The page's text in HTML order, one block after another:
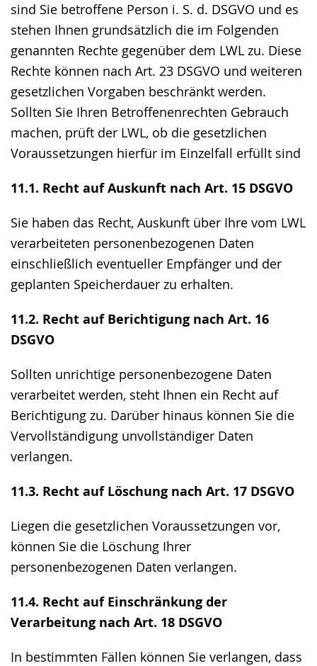
sind Sie betroffene Person i. S. d. DSGVO und es
stehen Ihnen grundsätzlich die im Folgenden
genannten Rechte gegenüber dem LWL zu. Diese
Rechte können nach Art. 23 DSGVO und weiteren
gesetzlichen Vorgaben beschränkt werden.
Sollten Sie Ihren Betroffenenrechten Gebrauch
machen, prüft der LWL, ob die gesetzlichen
Voraussetzungen hierfür im Einzelfall erfüllt sind
11.1. Recht auf Auskunft nach Art. 15 DSGVO
Sie haben das Recht, Auskunft über Ihre vom LWL
verarbeiteten personenbezogenen Daten
einschließlich eventueller Empfänger und der
geplanten Speicherdauer zu erhalten.
11.2. Recht auf Berichtigung nach Art. 16
DSGVO
Sollten unrichtige personenbezogene Daten
verarbeitet werden, steht Ihnen ein Recht auf
Berichtigung zu. Darüber hinaus können Sie die
Vervollständigung unvollständiger Daten
verlangen.
11.3. Recht auf Löschung nach Art. 17 DSGVO
Liegen die gesetzlichen Voraussetzungen vor,
können Sie die Löschung Ihrer
personenbezogenen Daten verlangen.
11.4. Recht auf Einschränkung der
Verarbeitung nach Art. 18 DSGVO
In bestimmten Fällen können Sie verlangen, dass